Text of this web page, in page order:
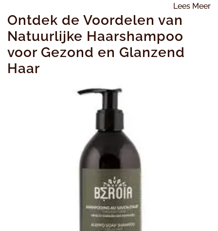
Lees Meer
Ontdek de Voordelen van
Natuurlijke Haarshampoo
voor Gezond en Glanzend
Haar